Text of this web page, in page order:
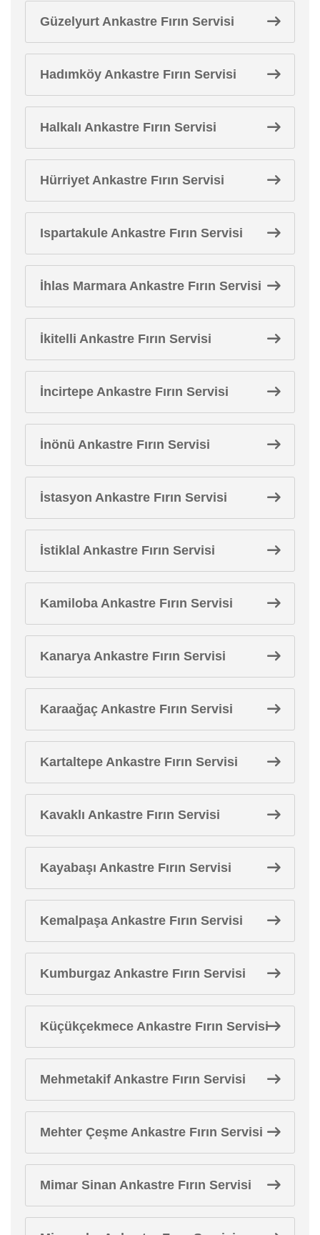
Güzelyurt Ankastre Fırın Servisi
Hadımköy Ankastre Fırın Servisi
Halkalı Ankastre Fırın Servisi
Hürriyet Ankastre Fırın Servisi
Ispartakule Ankastre Fırın Servisi
İhlas Marmara Ankastre Fırın Servisi
İkitelli Ankastre Fırın Servisi
İncirtepe Ankastre Fırın Servisi
İnönü Ankastre Fırın Servisi
İstasyon Ankastre Fırın Servisi
İstiklal Ankastre Fırın Servisi
Kamiloba Ankastre Fırın Servisi
Kanarya Ankastre Fırın Servisi
Karaağaç Ankastre Fırın Servisi
Kartaltepe Ankastre Fırın Servisi
Kavaklı Ankastre Fırın Servisi
Kayabaşı Ankastre Fırın Servisi
Kemalpaşa Ankastre Fırın Servisi
Kumburgaz Ankastre Fırın Servisi
Küçükçekmece Ankastre Fırın Servisi
Mehmetakif Ankastre Fırın Servisi
Mehter Çeşme Ankastre Fırın Servisi
Mimar Sinan Ankastre Fırın Servisi